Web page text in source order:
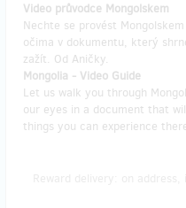
Video průvodce Mongolskem
Nechte se provést
očima v dokumentu, který
zažít. Od Aničky.
Mongolia - Video Guide
Let us walk you through
our eyes in a document that
things you can experience